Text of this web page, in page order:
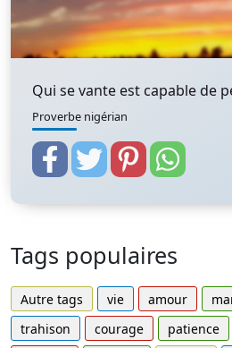
Qui se vante est capable de
Proverbe nigérian
Tags populaires
Autre tags vie amour
trahison
courage patience